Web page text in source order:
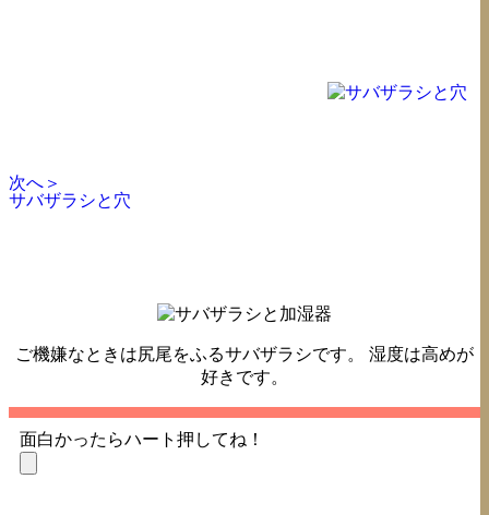
次へ＞
サバザラシと穴
ご機嫌なときは尻尾をふるサバザラシです。 湿度は高めが
好きです。
面白かったらハート押してね！